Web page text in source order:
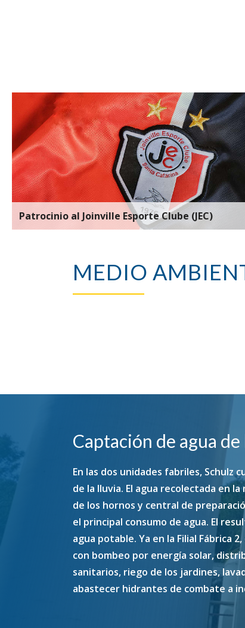
Patrocinio al Joinville Esporte Clube (JEC)
MEDIO
Captación de agua de
En las dos unidades fabriles, Schulz
de la lluvia. El agua recolectada en
de los hornos y central de
el principal consumo de agua. El
agua potable. Ya en la Filial Fábrica
con bombeo por energía solar,
sanitarios, riego de los jardines,
abastecer hidrantes de combate a